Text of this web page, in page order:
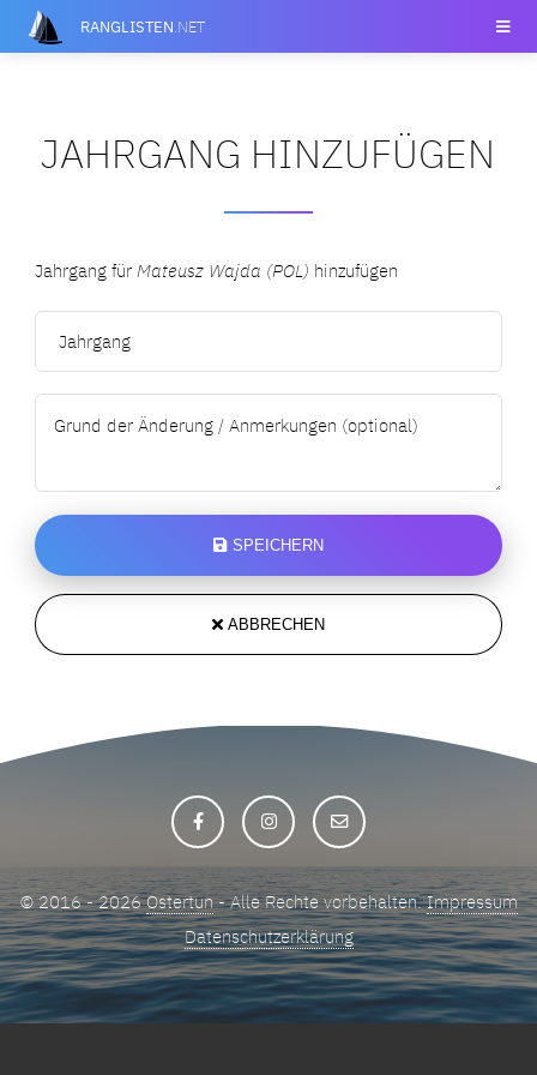
RANGLISTEN.NET
JAHRGANG HINZUFÜGEN
Jahrgang fürMateusz Wajda (POL) hinzufügen
SPEICHERN
ABBRECHEN
© 2016 - 2026Ostertun- Alle Rechte vorbehalten.Impressum
Datenschutzerklärung